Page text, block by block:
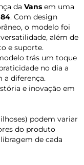
da Vans em uma
. Com design
o modelo foi
além de
e suporte.
trás um toque
no dia a
a diferença.
e inovação em
podem variar
do produto
de cada